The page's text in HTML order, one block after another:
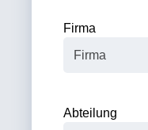
Firma
Abteilung